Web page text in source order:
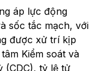
áp lực động
sốc tắc mạch, với
được xử trí kịp
Kiểm soát và
(CDC), tỷ lệ tử